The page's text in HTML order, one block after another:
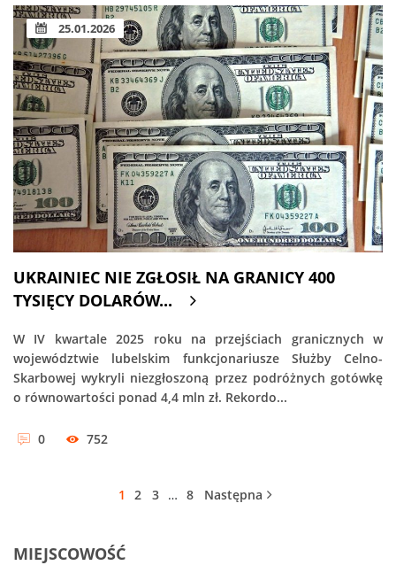
25.01.2026
UKRAINIEC NIE ZGŁOSIŁ NA GRANICY 400
TYSIĘCY DOLARÓW...
W IV kwartale 2025 roku na przejściach granicznych w
województwie lubelskim funkcjonariusze Służby Celno-
Skarbowej wykryli niezgłoszoną przez podróżnych gotówkę
o równowartości ponad 4,4 mln zł. Rekordo...
0 752
1 2 3 … 8 Następna
MIEJSCOWOŚĆ